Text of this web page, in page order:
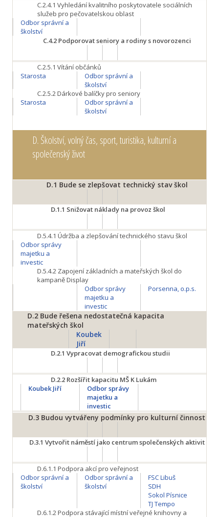
C.2.4.1 Vyhledání kvalitního poskytovatele sociálních
služeb pro pečovatelskou oblast
Odbor správní a
školství
C.4.2Podporovat seniory a rodiny s novorozenci
C.2.5.1 Vítání občánků
Starosta
Odbor správní a
školství
C.2.5.2Dárkové balíčky pro seniory
Starosta
Odbor správní a
školství
D. Školství, volný čas, sport, turistika, kulturní a
společenský život
D.1 Bude se zlepšovat technický stav škol
D.1.1 Snižovat náklady na provoz škol
D.5.4.1 Údržba a zlepšování technického stavu škol
Odbor správy
majetku a
investic
D.5.4.2 Zapojení základních a mateřských škol do
kampaně Display
Odbor správy
majetku a
investic
Porsenna, o.p.s.
D.2 Bude řešena nedostatečná kapacita
mateřských škol
Koubek
Jiří
D.2.1 Vypracovat demografickou studii
D.2.2 Rozšířit kapacitu MŠ K Lukám
Koubek Jiří
Odbor správy
majetku a
investic
D.3 Budou vytvářeny podmínky pro kulturní činnost
D.3.1 Vytvořit náměstí jako centrum společenských aktivit
D.6.1.1 Podpora akcí pro veřejnost
Odbor správní a
školství
Odbor správní a
školství
FSC Libuš
SDH
Sokol Písnice
TJ Tempo
D.6.1.2Podpora stávající místní veřejné knihovny a